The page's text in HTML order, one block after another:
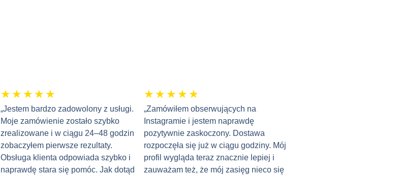
★ ★ ★ ★ ★
„Jestem bardzo zadowolony z usługi.
Moje zamówienie zostało szybko
zrealizowane i w ciągu 24–48 godzin
zobaczyłem pierwsze rezultaty.
Obsługa klienta odpowiada szybko i
naprawdę stara się pomóc. Jak dotąd
★ ★ ★ ★ ★
„Zamówiłem obserwujących na
Instagramie i jestem naprawdę
pozytywnie zaskoczony. Dostawa
rozpoczęła się już w ciągu godziny. Mój
profil wygląda teraz znacznie lepiej i
zauważam też, że mój zasięg nieco się